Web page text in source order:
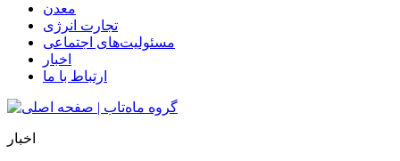
معدن
تجارت انرژی
مسئولیت‌های اجتماعی
اخبار
ارتباط با ما
اخبار